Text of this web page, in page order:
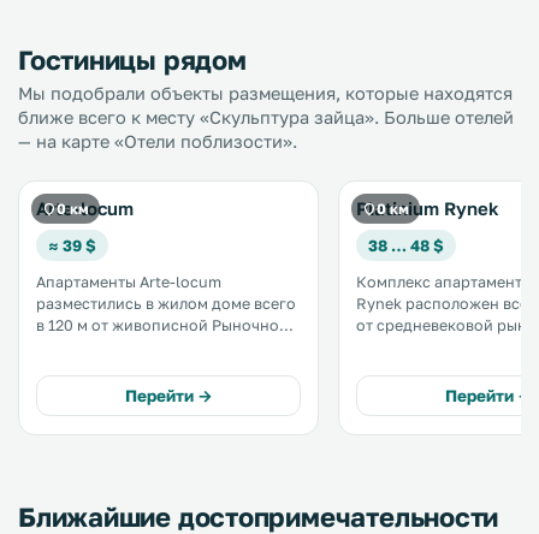
Гостиницы рядом
Мы подобрали объекты размещения, которые находятся
ближе всего к месту «Скульптура зайца». Больше отелей
— на карте «Отели поблизости».
0 км
Arte-locum
≈ 39 $
Апартаменты Arte-locum
разместились в жилом доме всего
в 120 м от живописной Рыночной
видеонаблюдением. .
Перейти →
0 км
Platinium Rynek
38 … 48 $
Комплекс
Rynek расположен
от средневековой
Вроцлав Главный. К услугам
гостей номера с
кухней, бесплатным
Перейти →
Ближайшие достопримечательности